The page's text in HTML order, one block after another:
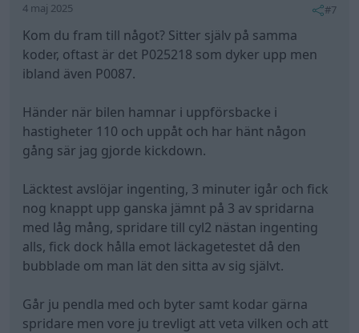
4 maj 2025 #7
Kom du fram till något? Sitter själv på samma
koder, oftast är det P025218 som dyker upp men
ibland även P0087.
Händer när bilen hamnar i uppförsbacke i
hastigheter 110 och uppåt och har hänt någon
gång sär jag gjorde kickdown.
Läcktest avslöjar ingenting, 3 minuter igår och fick
nog knappt upp ganska jämnt på 3 av spridarna
med låg mång, spridare till cyl2 nästan ingenting
alls, fick dock hålla emot läckagetestet då den
bubblade om man lät den sitta av sig självt.
Går ju pendla med och byter samt kodar gärna
spridare men vore ju trevligt att veta vilken och att